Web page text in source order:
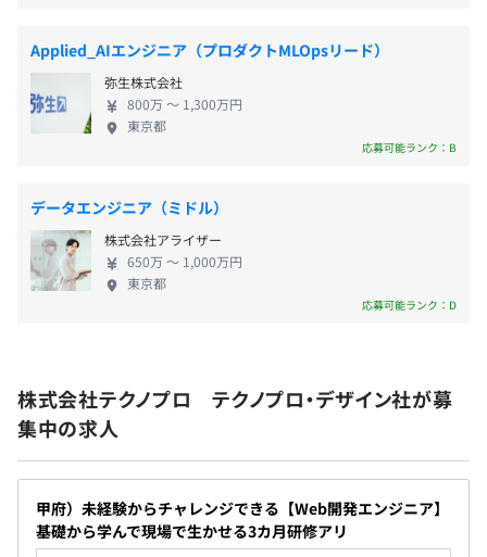
・センター内で専門ごとに７チームに分かれています
以下体制で複数案件平行して取り組みます
リーダー：1名
幅広い経験・年齢層でチームが構成されています
育児休業
介護休業
入社時休暇(上限3日)
災害時休暇(年5回、最大5日)
【手当】
・交通費支給（上限15万円／月）
・資格取得報奨金
・テレワーク手当（250円／日）
・転勤赴任一時金
・帰省旅費補助
・資格手当（上限5万円／月）
Applied_AIエンジニア（プロダクトMLOpsリード）
弥生株式会社
800万 〜 1,300万円
東京都
応募可能ランク：B
データエンジニア（ミドル）
株式会社アライザー
650万 〜 1,000万円
東京都
応募可能ランク：D
株式会社テクノプロ テクノプロ・デザイン社が募
集中の求人
甲府）未経験からチャレンジできる【Web開発エンジニア】
基礎から学んで現場で生かせる3カ月研修アリ